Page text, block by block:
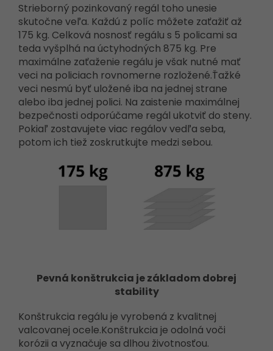
Strieborný pozinkovaný regál toho unesie
skutočne veľa. Každú z políc môžete zaťažiť až
175 kg. Celková nosnosť regálu s 5 policami sa
teda vyšplhá na úctyhodných 875 kg. Pre
maximálne zaťaženie regálu je však nutné mať
veci na policiach rovnomerne rozložené.Ťažké
veci nesmú byť uložené iba na jednej strane
alebo iba jednej polici. Na zaistenie maximálnej
bezpečnosti odporúčame regál ukotviť do steny.
Pokiaľ zostavujete viac regálov vedľa seba,
potom ich tiež zoskrutkujte medzi sebou.
Pevná konštrukcia je základom dobrej
stability
Konštrukcia regálu je vyrobená z kvalitnej
valcovanej ocele.Konštrukcia je odolná voči
korózii a vyznačuje sa dlhou životnosťou.